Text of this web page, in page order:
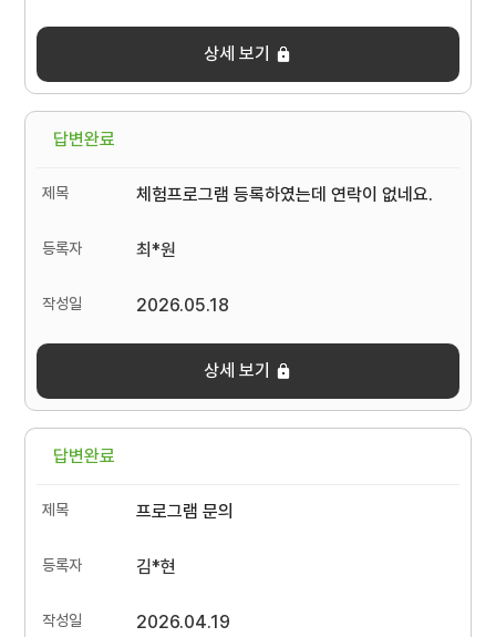
상세 보기
답변완료
체험프로그램 등록하였는데 연락이 없네요.
최*원
2026.05.18
상세 보기
답변완료
프로그램 문의
김*현
2026.04.19